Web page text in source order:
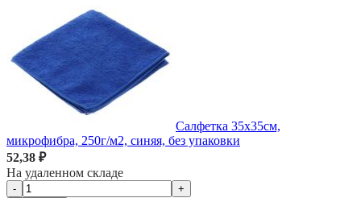
Салфетка 35х35см,
микрофибра, 250г/м2, синяя, без упаковки
52,38 ₽
На удаленном складе
-
+